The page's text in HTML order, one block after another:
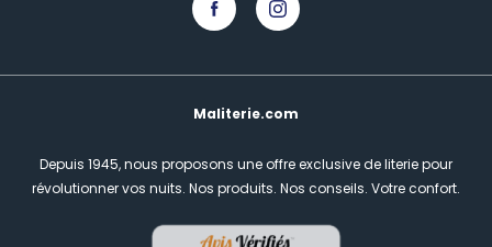
Maliterie.com
Depuis 1945, nous proposons une offre exclusive de literie pour
révolutionner vos nuits. Nos produits. Nos conseils. Votre confort.